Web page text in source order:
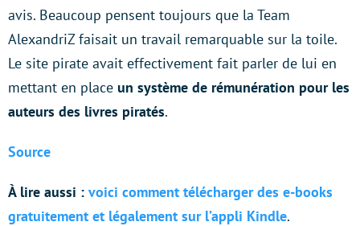
avis. Beaucoup pensent toujours que la Team
AlexandriZ faisait un travail remarquable sur la toile.
Le site pirate avait effectivement fait parler de lui en
mettant en place un système de rémunération pour les
auteurs des livres piratés.
Source
À lire aussi : voici comment télécharger des e-books
gratuitement et légalement sur l’appli Kindle.